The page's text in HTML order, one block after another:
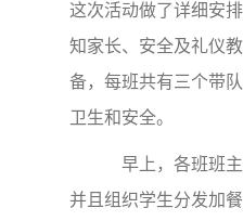
这次活动做了详细安
知家长、安全及礼仪
备，每班共有三个带
卫生和安全。
早上，各班班
并且组织学生分发加